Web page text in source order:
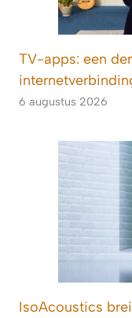
TV-apps: een
6 augustus 2026
IsoAcoustics